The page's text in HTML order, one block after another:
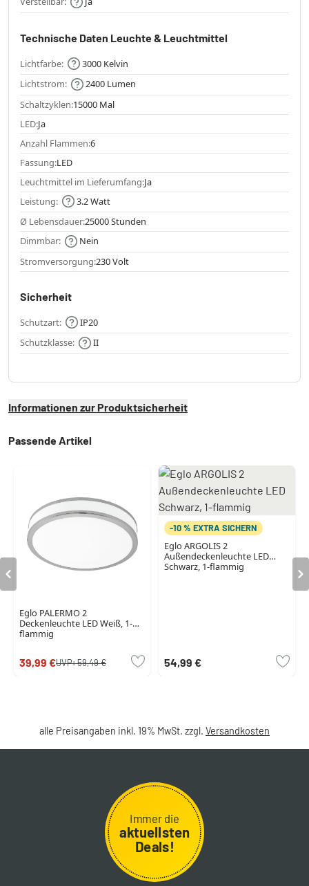
Technische Daten Leuchte & Leuchtmittel
Lichtfarbe:
3000 Kelvin
Lichtstrom:
2400 Lumen
Schaltzyklen:15000 Mal
LED:Ja
Anzahl Flammen:6
Fassung:LED
Leuchtmittel im Lieferumfang:Ja
Leistung:
3.2 Watt
Ø Lebensdauer:25000 Stunden
Dimmbar:
Nein
Stromversorgung:230 Volt
Sicherheit
Schutzart:
IP20
Schutzklasse:
II
Informationen zur Produktsicherheit
Passende Artikel
Eglo PALERMO 2
Deckenleuchte LED Weiß, 1-
flammig
39,99 €UVP:59,49 €
-10 % EXTRA SICHERN
Eglo ARGOLIS 2
Außendeckenleuchte LED
Schwarz, 1-flammig
54,99 €
alle Preisangaben inkl. 19% MwSt. zzgl. Versandkosten
Immer die
aktuellsten
Deals!